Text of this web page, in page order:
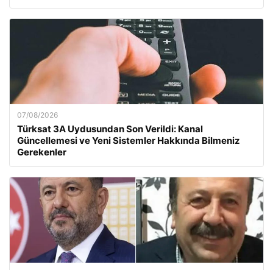
07/08/2026
Türksat 3A Uydusundan Son Verildi: Kanal
Güncellemesi ve Yeni Sistemler Hakkında Bilmeniz
Gerekenler